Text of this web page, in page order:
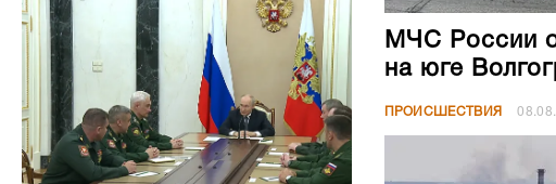
МЧС России
на юге
ПРОИСШЕСТВИЯ